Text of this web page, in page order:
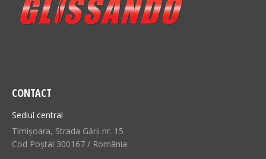
CONTACT
Sediul central
Timișoara, Strada Gării nr. 15
Cod Poștal 300167 / România